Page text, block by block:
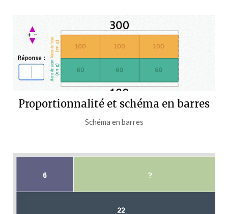
Proportionnalité et schéma en barres
Schéma en barres